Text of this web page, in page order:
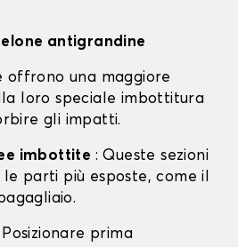
antigrandine
offrono una maggiore
loro speciale imbottitura
gli impatti.
imbottite : Queste sezioni
parti più esposte, come il
Posizionare prima